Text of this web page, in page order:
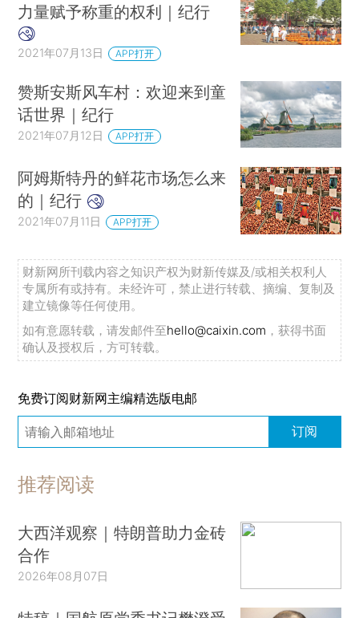
力量赋予称重的权利｜纪行
2021年07月13日 APP打开
赞斯安斯风车村：欢迎来到童
话世界｜纪行
2021年07月12日 APP打开
阿姆斯特丹的鲜花市场怎么来
的｜纪行
2021年07月11日 APP打开
财新网所刊载内容之知识产权为财新传媒及/或相关权利人
专属所有或持有。未经许可，禁止进行转载、摘编、复制及
建立镜像等任何使用。
如有意愿转载，请发邮件至hello@caixin.com ，获得书面
确认及授权后，方可转载。
免费订阅财新网主编精选版电邮
订阅
推荐阅读
大西洋观察｜特朗普助力金砖
合作
2026年08月07日